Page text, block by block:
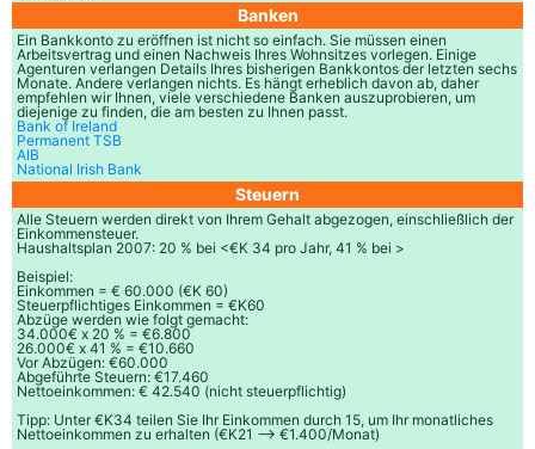
Banken
Ein Bankkonto zu eröffnen ist nicht so einfach. Sie müssen einen
Arbeitsvertrag und einen Nachweis Ihres Wohnsitzes vorlegen. Einige
Agenturen verlangen Details Ihres bisherigen Bankkontos der letzten sechs
Monate. Andere verlangen nichts. Es hängt erheblich davon ab, daher
empfehlen wir Ihnen, viele verschiedene Banken auszuprobieren, um
diejenige zu finden, die am besten zu Ihnen passt.
Bank of Ireland
Permanent TSB
AIB
National Irish Bank
Steuern
Alle Steuern werden direkt von Ihrem Gehalt abgezogen, einschließlich der
Einkommensteuer.
Haushaltsplan 2007: 20 % bei <€K 34 pro Jahr, 41 % bei >
Beispiel:
Einkommen = € 60.000 (€K 60)
Steuerpflichtiges Einkommen = €K60
Abzüge werden wie folgt gemacht:
34.000€ x 20 % = €6.800
26.000€ x 41 % = €10.660
Vor Abzügen: €60.000
Abgeführte Steuern: €17.460
Nettoeinkommen: € 42.540 (nicht steuerpflichtig)
Tipp: Unter €K34 teilen Sie Ihr Einkommen durch 15, um Ihr monatliches
Nettoeinkommen zu erhalten (€K21 --> €1.400/Monat)